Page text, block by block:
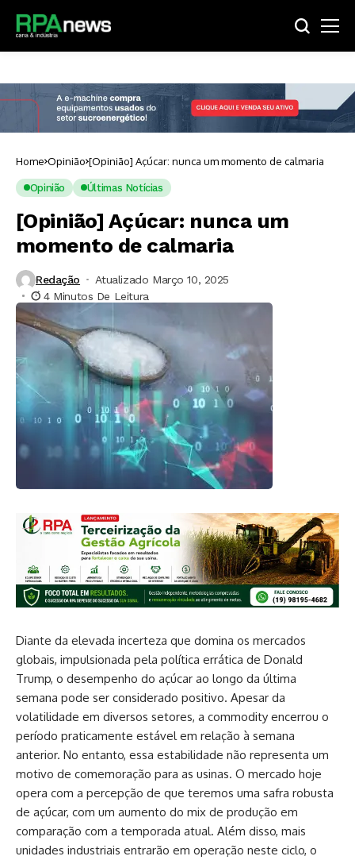
Home Opinião [Opinião] Açúcar: nunca um momento de calmaria
Opinião Últimas Notícias
[Opinião] Açúcar: nunca um
momento de calmaria
Redação
Atualizado Março 10, 2025
4 Minutos De Leitura
Diante da elevada incerteza que domina os mercados
globais, impulsionada pela política errática de Donald
Trump, o desempenho do açúcar ao longo da última
semana pode ser considerado positivo. Apesar da
volatilidade em diversos setores, a commodity encerrou o
período praticamente estável em relação à semana
anterior. No entanto, essa estabilidade não representa um
motivo de comemoração para as usinas. O mercado hoje
opera com a percepção de que teremos uma safra robusta
de açúcar, com um aumento do mix de produção em
comparação com a temporada atual. Além disso, mais
unidades industriais entrarão em operação neste ciclo, o